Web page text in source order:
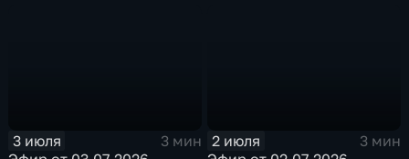
3 июля
3 мин
2 июля
3 мин